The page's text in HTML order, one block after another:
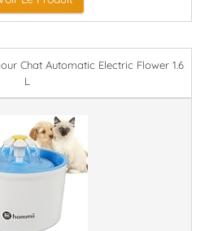
Chat Automatic Electric Flower 1.6
L